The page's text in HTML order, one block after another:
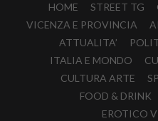
HOME STREET TG
VICENZA E PROVINCIA
ATTUALITA’
ITALIA E MONDO
CULTURA ARTE
FOOD & DRINK
EROTICO